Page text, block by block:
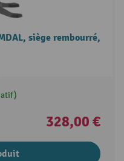
siège rembourré,
328,00 €